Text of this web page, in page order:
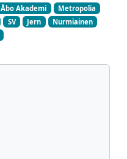
Åbo Akademi
Metropolia
SV Jern
Nurmiainen